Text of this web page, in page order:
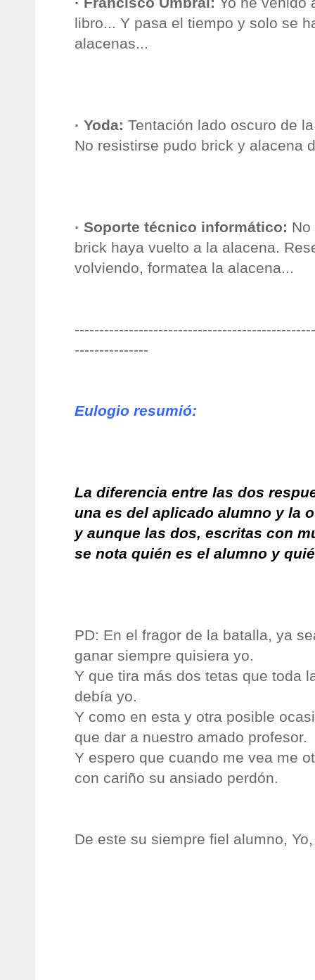
libro... Y pasa el tiempo y solo se
alacenas...
· Yoda: Tentación lado oscuro de
No resistirse pudo brick y alacena
· Soporte técnico informático: No
brick haya vuelto a la alacena.
volviendo, formatea la alacena...
---------------
Eulogio resumió:
La diferencia entre las dos
una es del aplicado alumno y la
y aunque las dos, escritas con
se nota quién es el alumno y
PD: En el fragor de la batalla, ya
ganar siempre quisiera yo.
Y que tira más dos tetas que toda
debía yo.
Y como en esta y otra posible
que dar a nuestro amado profesor.
Y espero que cuando me vea me
con cariño su ansiado perdón.
De este su siempre fiel alumno,